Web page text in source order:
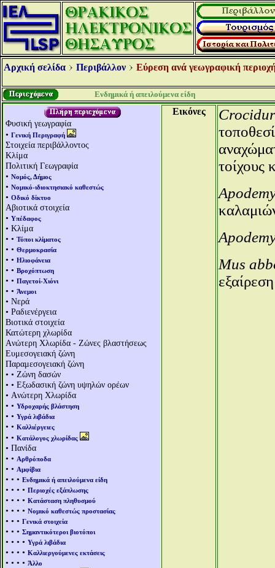
Αρχική σελίδα Περιβάλλον Εύρεση ανά γεωγραφική
Ενδημικά ή απειλούμενα είδη
Φυσική γεωγραφία
• Γενική Περιγραφή
Στοιχεία περιβάλλοντος
Κλίμα
Πολιτική Γεωγραφία
• Νομός, Δήμος
• Νομικό-ιδιοκτησιακό καθεστώς
• Οδικό δίκτυο
Αβιοτικά στοιχεία
• Υπέδαφος
• Κλίμα
• • Τύποι κλίματος
• • Θερμοκρασία
• • Ηλιοφάνεια
• • Βροχόπτωση
• • Παγετοί-Χιόνι
• • Άνεμοι
• Νερά
• Ραδιενέργεια
Βιοτικά στοιχεία
Κατώτερη χλωρίδα
Aνώτερη Χλωρίδα - Ζώνες βλαστήσεως
Ευμεσογειακή ζώνη
Παραμεσογειακή ζώνη
• • Ζώνη δασών
• • Εξωδασική ζώνη υψηλών ορέων
• Aνώτερη Χλωρίδα
• • Υδροχαρής βλάστηση
• • Υγρά λιβάδια
• • Καλλιέργειες
• • Κατάλογος χλωρίδας
• Πανίδα
• • Αρθρόποδα
• • Αμφίβια
• • • Ενδημικά ή απειλούμενα είδη
• • • • Περιοχές εξάπλωσης
• • • • Κατάσταση πληθυσμού
• • • • Νομικό καθεστώς προστασίας
• • • Γενικά στοιχεία
• • • Σημαντικότεροι βιοτόποι
• • • • Υγρά λιβάδια
• • • • Καλλιεργούμενες εκτάσεις
• • • • Άλλο
Εικόνες
τοίχους
Mus